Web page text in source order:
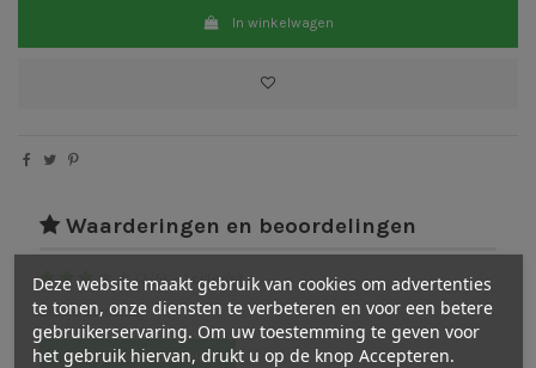
In winkelwagen
Waarderingen en beoordelingen
( 3/5)-1cijfer(s)
Bekijk verdeling
Schrijf een beoordeling
Deze website maakt gebruik van cookies om advertenties
te tonen, onze diensten te verbeteren en voor een betere
gebruikerservaring. Om uw toestemming te geven voor
het gebruik hiervan, drukt u op de knop Accepteren.